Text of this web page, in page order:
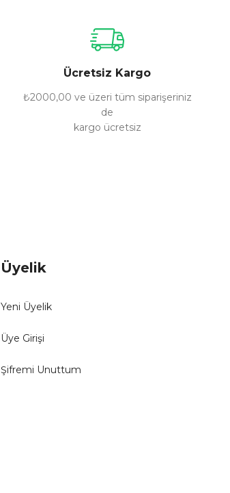
Ücretsiz Kargo
₺2000,00 ve üzeri tüm siparişeriniz
de
kargo ücretsiz
Üyelik
Yeni Üyelik
Üye Girişi
Şifremi Unuttum